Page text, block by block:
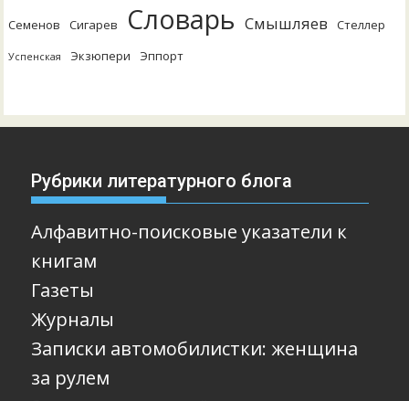
Семенов Сигарев Словарь Смышляев Стеллер
Успенская Экзюпери Эппорт
Рубрики литературного блога
Алфавитно-поисковые указатели к
книгам
Газеты
Журналы
Записки автомобилистки: женщина
за рулем